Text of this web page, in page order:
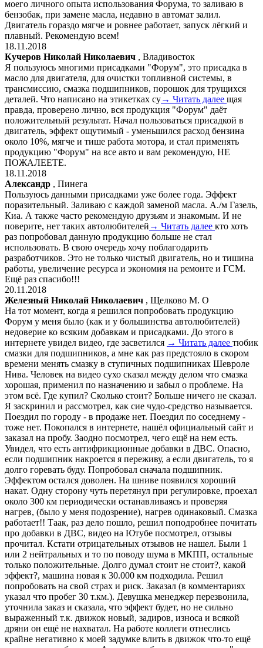
моего личного опыта использования Форума, то заливаю в
бензобак, при замене масла, недавно в автомат залил.
Двигатель гораздо мягче и ровнее работает, запуск лёгкий и
плавный. Рекомендую всем!
18.11.2018
Кучеров Николай Николаевич , Владивосток
Я пользуюсь многими присадками "Форум", это присадка в
масло для двигателя, для очистки топливной системы, в
трансмиссию, смазка подшипников, порошок для трущихся
деталей. Что написано на этикетках су→ Читать далее щая
правда, проверено лично, вся продукция "Форум" даёт
положительный результат. Начал пользоваться присадкой в
двигатель, эффект ощутимый - уменьшился расход бензина
около 10%, мягче и тише работа мотора, и стал применять
продукцию "Форум" на все авто и вам рекомендую, НЕ
ПОЖАЛЕЕТЕ.
18.11.2018
Александр , Пинега
Пользуюсь данными присадками уже более года. Эффект
поразительный. Заливаю с каждой заменой масла. А./м Газель,
Киа. А также часто рекомендую друзьям и знакомым. И не
поверите, нет таких автолюбителей → Читать далее кто хоть
раз попробовал данную продукцию больше не стал
использовать. В свою очередь хочу поблагодарить
разработчиков. Это не только чистый двигатель, но и тишина
работы, увеличение ресурса и экономия на ремонте и ГСМ.
Ещё раз спасибо!!!
20.11.2018
Железный Николай Николаевич , Щелково М. О
На тот момент, когда я решился попробовать продукцию
Форум у меня было (как и у большинства автолюбителей)
недоверие ко всяким добавкам и присадками. До этого в
интернете увидел видео, где засветился → Читать далее тюбик
смазки для подшипников, а мне как раз предстояло в скором
времени менять смазку в ступичных подшипниках Шевроле
Нива. Человек на видео сухо сказал между делом что смазка
хорошая, применил по назначению и забыл о проблеме. На
этом всё. Где купил? Сколько стоит? Больше ничего не сказал.
Я заскринил и рассмотрел, как сие чудо-средство называется.
Поездил по городу - в продаже нет. Поездил по соседнему -
тоже нет. Покопался в интернете, нашёл официальный сайт и
заказал на пробу. Заодно посмотрел, чего ещё на нем есть.
Увидел, что есть антифрикционные добавки в ДВС. Опасно,
если подшипник накроется я переживу, а если двигатель, то я
долго горевать буду. Попробовал сначала подшипник.
Эффектом остался доволен. На шниве появился хороший
накат. Одну сторону чуть перетянул при регулировке, проехал
около 300 км периодически останавливаясь и проверяя
нагрев, (было у меня подозрение), нагрев одинаковый. Смазка
работает!! Таак, раз дело пошло, решил поподробнее почитать
про добавки в ДВС, видео на Ютубе посмотрел, отзывы
прочитал. Кстати отрицательных отзывов не нашел. Были 1
или 2 нейтральных и то по поводу шума в МКПП, остальные
только положительные. Долго думал стоит не стоит?, какой
эффект?, машина новая к 30.000 км подходила. Решил
попробовать на свой страх и риск. Заказал (в комментариях
указал что пробег 30 т.км.). Девушка менеджер перезвонила,
уточнила заказ и сказала, что эффект будет, но не сильно
выраженный т.к. движок новый, задиров, износа и всякой
дряни он ещё не нахватал. На работе коллеги отнеслись
крайне негативно к моей задумке влить в движок что-то ещё